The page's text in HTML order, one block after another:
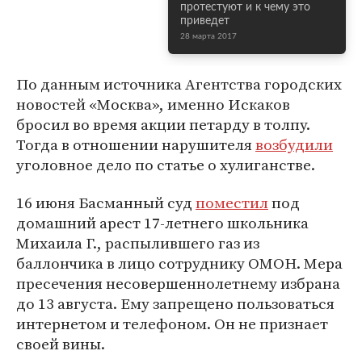
протестуют и к чему это
приведет
28 марта 2017
По данным источника Агентства городских
новостей «Москва», именно Искаков
бросил во время акции петарду в толпу.
Тогда в отношении нарушителявозбудили
уголовное дело по статье о хулиганстве.
16 июня Басманный судпоместилпод
домашний арест 17-летнего школьника
Михаила Г., распылившего газ из
баллончика в лицо сотруднику ОМОН. Мера
пресечения несовершеннолетнему избрана
до 13 августа. Ему запрещено пользоваться
интернетом и телефоном. Он не признает
своей вины.